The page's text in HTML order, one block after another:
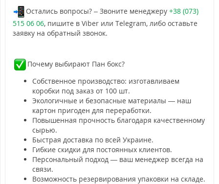
Остались вопросы? – Звоните менеджеру +38 (073)
515 06 06, пишите в Viber или Telegram, либо оставьте
заявку на обратный звонок.
Почему выбирают Пан бокс?
Собственное производство: изготавливаем
коробки под заказ от 100 шт.
Экологичные и безопасные материалы — наш
картон пригоден для переработки.
Повышенная прочность благодаря качественному
сырью.
Быстрая доставка по всей Украине.
Гибкие скидки для постоянных клиентов.
Персональный подход — ваш менеджер всегда на
связи.
Возможность резервирования упаковки на складе.